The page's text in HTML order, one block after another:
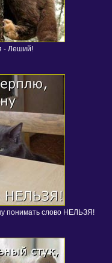
- Леший!
понимать слово НЕЛЬЗЯ!